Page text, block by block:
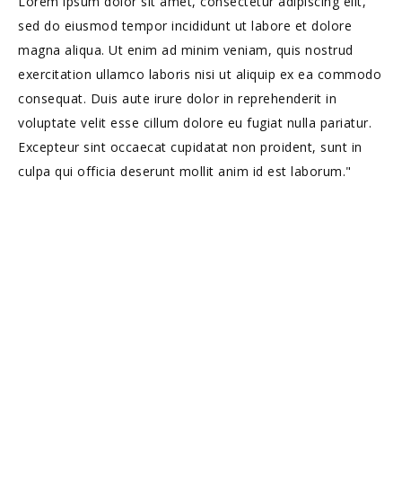
sed do eiusmod tempor incididunt ut labore et dolore
magna aliqua. Ut enim ad minim veniam, quis nostrud
exercitation ullamco laboris nisi ut aliquip ex ea commodo
consequat. Duis aute irure dolor in reprehenderit in
voluptate velit esse cillum dolore eu fugiat nulla pariatur.
Excepteur sint occaecat cupidatat non proident, sunt in
culpa qui officia deserunt mollit anim id est laborum."